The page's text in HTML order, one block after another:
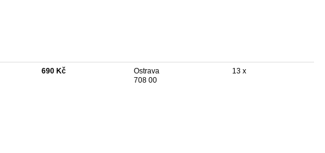
690 Kč
Ostrava
708 00
13 x